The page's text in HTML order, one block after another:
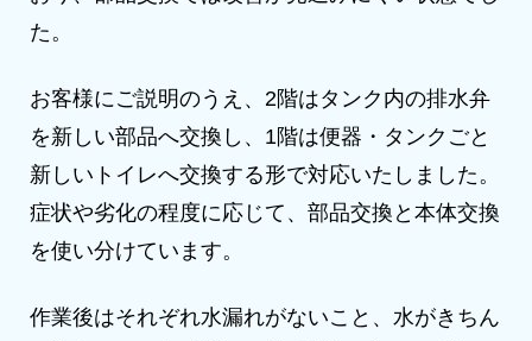
た。
お客様にご説明のうえ、2階はタンク内の排水弁
を新しい部品へ交換し、1階は便器・タンクごと
新しいトイレへ交換する形で対応いたしました。
症状や劣化の程度に応じて、部品交換と本体交換
を使い分けています。
作業後はそれぞれ水漏れがないこと、水がきちん